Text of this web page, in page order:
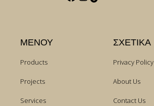
ΜΕΝΟΥ
Products
Projects
Services
ΣΧΕΤΙΚΑ
Privacy Policy
About Us
Contact Us